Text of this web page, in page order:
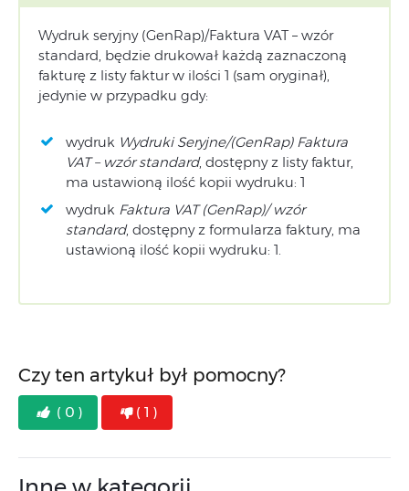
Wydruk seryjny (GenRap)/Faktura VAT – wzór
standard, będzie drukował każdą zaznaczoną
fakturę z listy faktur w ilości 1 (sam oryginał),
jedynie w przypadku gdy:
wydruk Wydruki Seryjne/(GenRap) Faktura
VAT – wzór standard, dostępny z listy faktur,
ma ustawioną ilość kopii wydruku: 1
wydruk Faktura VAT (GenRap)/ wzór
standard, dostępny z formularza faktury, ma
ustawioną ilość kopii wydruku: 1.
Czy ten artykuł był pomocny?
( 0 ) ( 1 )